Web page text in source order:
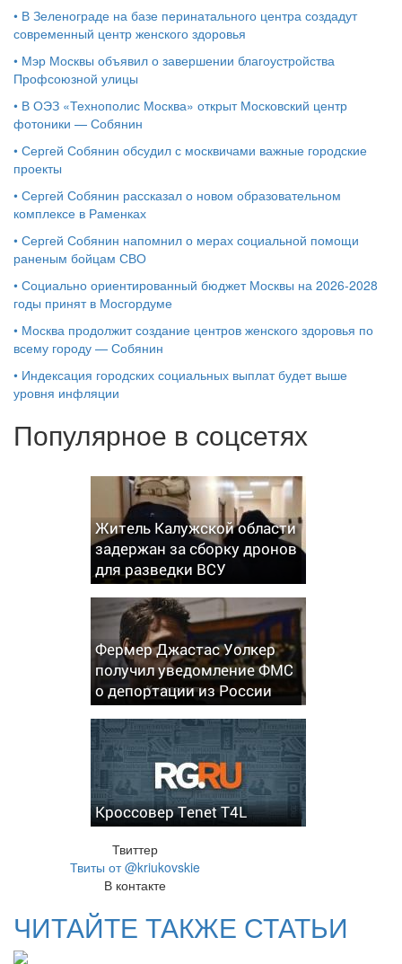
• В Зеленограде на базе перинатального центра создадут
современный центр женского здоровья
• Мэр Москвы объявил о завершении благоустройства
Профсоюзной улицы
• В ОЭЗ «Технополис Москва» открыт Московский центр
фотоники — Собянин
• Сергей Собянин обсудил с москвичами важные городские
проекты
• Сергей Собянин рассказал о новом образовательном
комплексе в Раменках
• Сергей Собянин напомнил о мерах социальной помощи
раненым бойцам СВО
• Социально ориентированный бюджет Москвы на 2026-2028
годы принят в Мосгордуме
• Москва продолжит создание центров женского здоровья по
всему городу — Собянин
• Индексация городских социальных выплат будет выше
уровня инфляции
Популярное в соцсетях
Житель Калужской области
задержан за сборку дронов
для разведки ВСУ
Фермер Джастас Уолкер
получил уведомление ФМС
о депортации из России
Кроссовер Tenet T4L
Твиттер
Твиты от @kriukovskie
В контакте
ЧИТАЙТЕ ТАКЖЕ СТАТЬИ